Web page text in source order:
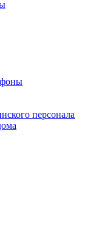
персонала